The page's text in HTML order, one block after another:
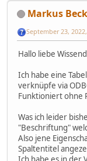
Markus Beck
September 23,
Hallo liebe
Ich habe eine
verknüpfe via
Funktioniert ohne
Was ich leider
"Beschriftung"
Also jene
Spaltentitel